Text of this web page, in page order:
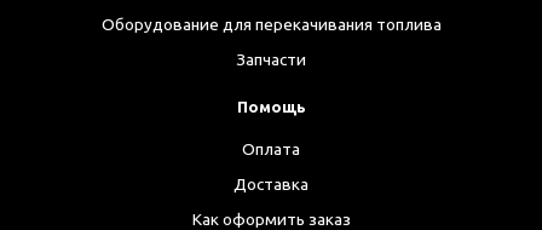
Оборудование для перекачивания топлива
Запчасти
Помощь
Оплата
Доставка
Как оформить заказ